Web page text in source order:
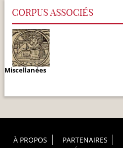
CORPUS ASSOCIÉS
Miscellanées
Footer Principal
À PROPOS PARTENAIRES